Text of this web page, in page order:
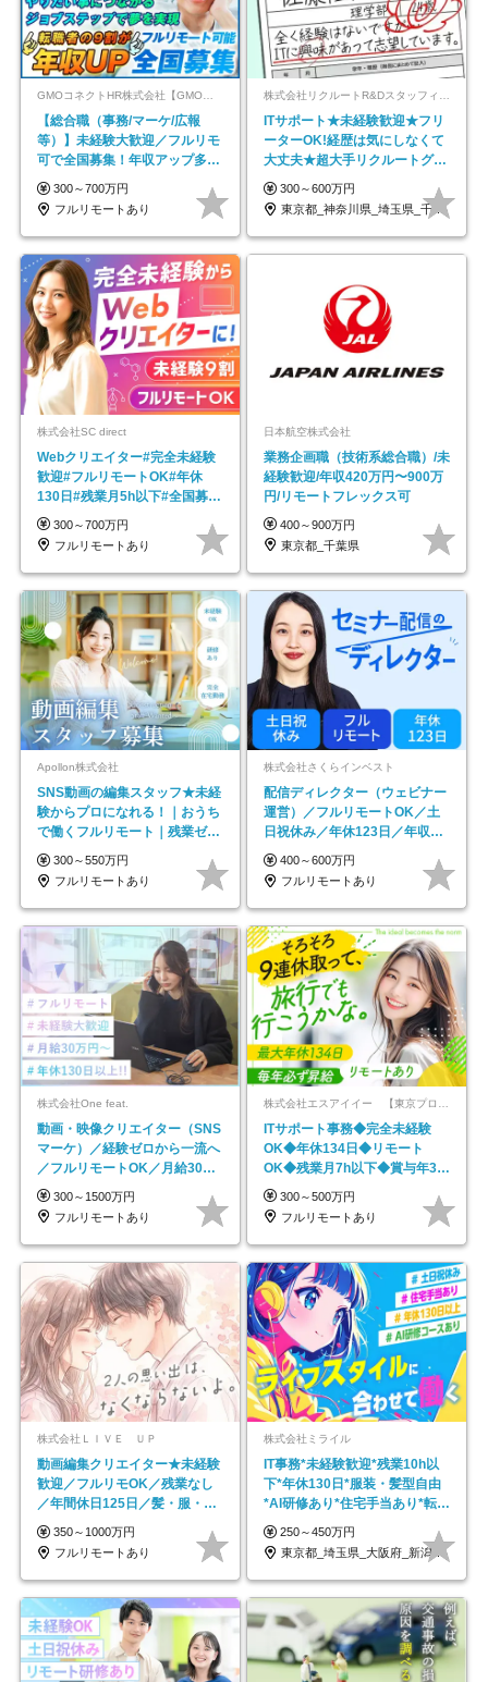
GMOコネクトHR株式会社【GMOインターネットグループ】
【総合職（事務/マーケ/広報
等）】未経験大歓迎／フルリモ
可で全国募集！年収アップ多数
★年休最大130日★
300～700万円
フルリモートあり
株式会社リクルートR&Dスタッフィング【リクルートグループ】
ITサポート★未経験歓迎★フリ
ーターOK!経歴は気にしなくて
大丈夫★超大手リクルートグル
ープの正社員/sg
300～600万円
東京都_神奈川県_埼玉県_千葉県_大阪府…
株式会社SC direct
Webクリエイター#完全未経験
歓迎#フルリモートOK#年休
130日#残業月5h以下#全国募集
#最大1年の研修
300～700万円
フルリモートあり
日本航空株式会社
業務企画職（技術系総合職）/未
経験歓迎/年収420万円〜900万
円/リモートフレックス可
400～900万円
東京都_千葉県
Apollon株式会社
SNS動画の編集スタッフ★未経
験からプロになれる！｜おうち
で働くフルリモート｜残業ゼロ
で18時退勤◎
300～550万円
フルリモートあり
株式会社さくらインベスト
配信ディレクター（ウェビナー
運営）／フルリモートOK／土
日祝休み／年休123日／年収
600万円可
400～600万円
フルリモートあり
株式会社One feat.
動画・映像クリエイター（SNS
マーケ）／経験ゼロから一流へ
／フルリモートOK／月給30万
円～／年休130日以上
300～1500万円
フルリモートあり
ITサポート事務◆完全未経験
OK◆年休134日◆リモート
OK◆残業月7h以下◆賞与年3回
◆5年目まで必ず昇給
300～500万円
フルリモートあり
株式会社ＬＩＶＥ ＵＰ
動画編集クリエイター★未経験
歓迎／フルリモOK／残業なし
／年間休日125日／髪・服・ネ
イル自由／研修充実で安心
350～1000万円
フルリモートあり
株式会社ミライル
IT事務*未経験歓迎*残業10h以
下*年休130日*服装・髪型自由
*AI研修あり*住宅手当あり*転勤
なし
250～450万円
東京都_埼玉県_大阪府_新潟県_福岡県